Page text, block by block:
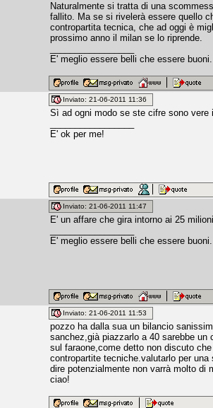
Naturalmente si tratta di una
fallito. Ma se si rivelerà essere quello
contropartita tecnica, che ad oggi è
prossimo anno il milan se lo riprende.
E' meglio essere belli che essere
Inviato: 21-06-2011 11:36
Sì ad ogni modo se ste cifre sono
E' ok per me!
Inviato: 21-06-2011 11:47
E' un affare che gira intorno ai 25
E' meglio essere belli che essere
Inviato: 21-06-2011 11:53
pozzo ha dalla sua un bilancio
sanchez,già piazzarlo a 40 sarebbe
sul faraone,come detto non discuto
contropartite tecniche.valutarlo per
dire potenzialmente non varrà molto di
ciao!